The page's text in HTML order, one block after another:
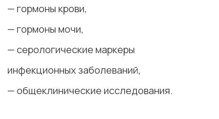
— гормоны крови,
— гормоны мочи,
— серологические маркеры
инфекционных заболеваний,
— общеклинические исследования.